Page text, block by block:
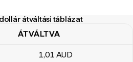
átváltási táblázat
átváltási táblázat
ÁTVÁLTVA
1,01 AUD